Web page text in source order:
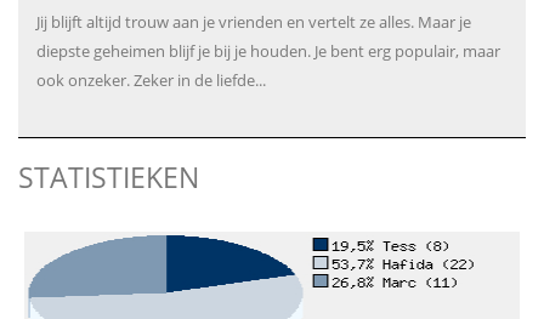
Jij blijft altijd trouw aan je vrienden en vertelt ze alles. Maar je
diepste geheimen blijf je bij je houden. Je bent erg populair, maar
ook onzeker. Zeker in de liefde...
STATISTIEKEN